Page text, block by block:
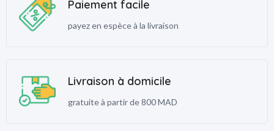
Paiement facile
payez en espèce à la livraison
Livraison à domicile
gratuite à partir de 800 MAD